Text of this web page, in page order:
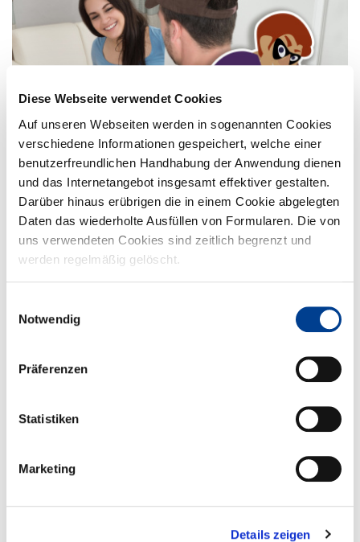
Diese Webseite verwendet Cookies
Auf unseren Webseiten werden in sogenannten Cookies
verschiedene Informationen gespeichert, welche einer
benutzerfreundlichen Handhabung der Anwendung dienen
und das Internetangebot insgesamt effektiver gestalten.
Darüber hinaus erübrigen die in einem Cookie abgelegten
Daten das wiederholte Ausfüllen von Formularen. Die von
uns verwendeten Cookies sind zeitlich begrenzt und
werden regelmäßig gelöscht.
Notwendig
Präferenzen
Statistiken
Marketing
Details zeigen
Achtung - Falsche Stadtwerker!
Derzeit geben sich in Braunschweig wieder Unbekannte als
Stadtwerker aus und versuchen, sich unter dem Vorwand, den
Wass...
bis 18 Uhr herzlich zum Stadtteilfest ein! Gemeinsam...